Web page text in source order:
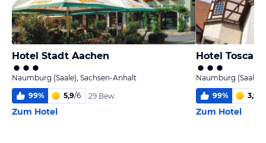
Hotel Stadt Aachen
Naumburg (Saale), Sachsen-Anhalt
99% 5,9/6 29 Bew.
Zum Hotel
Hotel Toscana
Naumburg (Saale),
99% 3,9
Zum Hotel